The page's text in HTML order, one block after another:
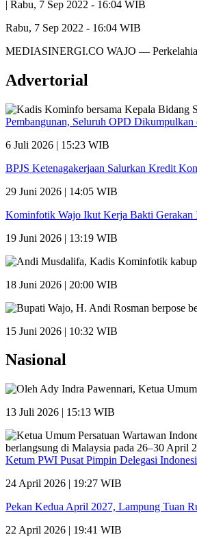
| Rabu, 7 Sep 2022 - 16:04 WIB
Rabu, 7 Sep 2022 - 16:04 WIB
MEDIASINERGI.CO WAJO —
Advertorial
Pembangunan, Seluruh OPD
6 Juli 2026 | 15:23 WIB
BPJS Ketenagakerjaan Salurkan Kredit
29 Juni 2026 | 14:05 WIB
Kominfotik Wajo Ikut Kerja Bakti Gerakan
19 Juni 2026 | 13:19 WIB
18 Juni 2026 | 20:00 WIB
15 Juni 2026 | 10:32 WIB
Nasional
13 Juli 2026 | 15:13 WIB
Ketum PWI Pusat Pimpin Delegasi
24 April 2026 | 19:27 WIB
Pekan Kedua April 2027, Lampung Tuan
22 April 2026 | 19:41 WIB